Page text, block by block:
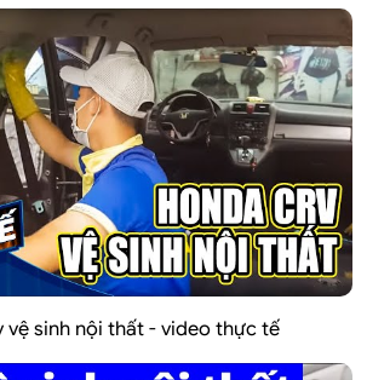
vệ sinh nội thất - video thực tế